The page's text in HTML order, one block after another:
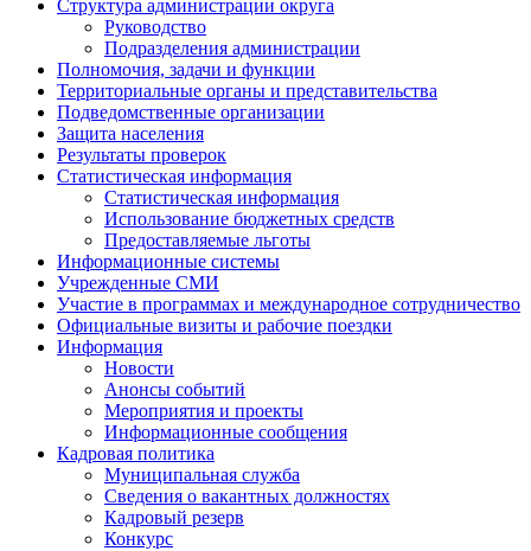
Структура администрации округа
Руководство
Подразделения администрации
Полномочия, задачи и функции
Территориальные органы и представительства
Подведомственные организации
Защита населения
Результаты проверок
Статистическая информация
Статистическая информация
Использование бюджетных средств
Предоставляемые льготы
Информационные системы
Учрежденные СМИ
Участие в программах и международное сотрудничество
Официальные визиты и рабочие поездки
Информация
Новости
Анонсы событий
Мероприятия и проекты
Информационные сообщения
Кадровая политика
Муниципальная служба
Сведения о вакантных должностях
Кадровый резерв
Конкурс